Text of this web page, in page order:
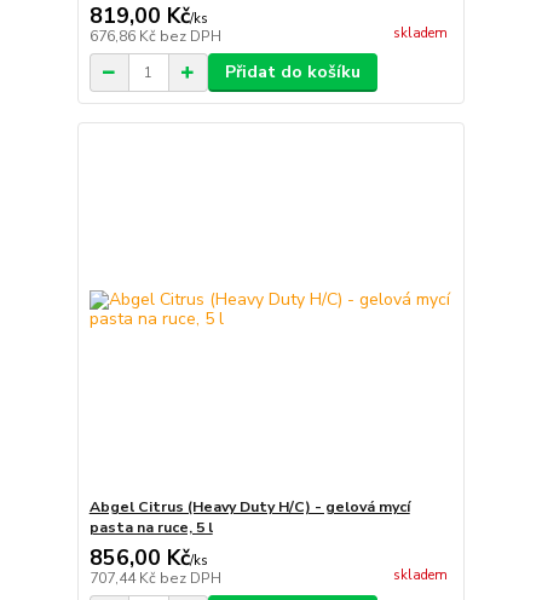
819,00 Kč/ks
676,86 Kč bez DPH skladem
Přidat do košíku
Abgel Citrus (Heavy Duty H/C) - gelová mycí
pasta na ruce, 5 l
856,00 Kč/ks
707,44 Kč bez DPH skladem